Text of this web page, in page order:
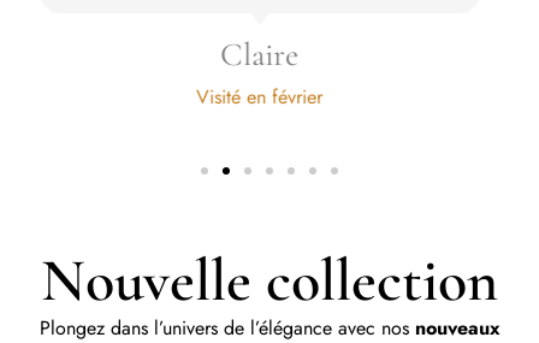
Visité en février
Nouvelle collection
Plongez dans l’univers de l’élégance avec nos nouveaux